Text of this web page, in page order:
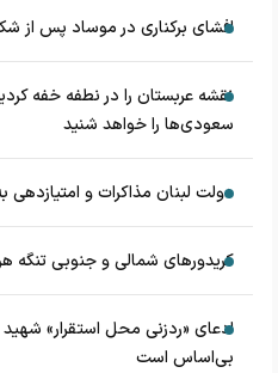
افشای برکناری در موساد پس از
نقشه عربستان را در نطفه خفه
سعودی‌ها را خواهد شنید
دولت لبنان مذاکرات و امتیازدهی
کریدورهای شمالی و جنوبی
ادعای «ردزنی محل استقرار»
بی‌اساس است